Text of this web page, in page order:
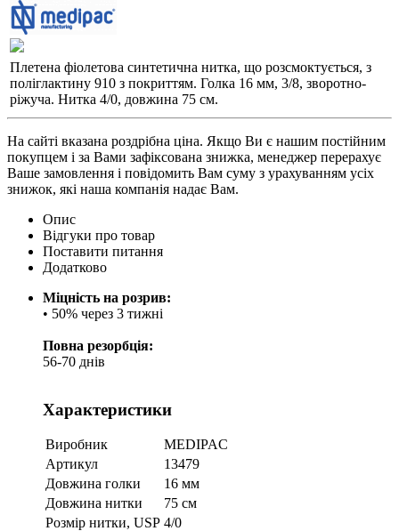
Плетена фіолетова синтетична нитка, що розсмоктується, з
поліглактину 910 з покриттям. Голка 16 мм, 3/8, зворотно-
ріжуча. Нитка 4/0, довжина 75 см.
На сайті вказана роздрібна ціна. Якщо Ви є нашим постійним
покупцем і за Вами зафіксована знижка, менеджер перерахує
Ваше замовлення і повідомить Вам суму з урахуванням усіх
знижок, які наша компанія надає Вам.
Опис
Відгуки про товар
Поставити питання
Додатково
Міцність на розрив:
• 50% через 3 тижні
Повна резорбція:
56-70 днів
Характеристики
Виробник
MEDIPAC
Артикул
13479
Довжина голки
16 мм
Довжина нитки
75 см
Розмір нитки, USP 4/0